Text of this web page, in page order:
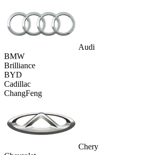
Audi
BMW
Brilliance
BYD
Cadillac
ChangFeng
Chery